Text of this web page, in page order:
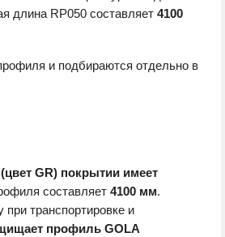
длина RP050 составляет4100
и подбираются отдельно в
GR) покрытии имеет
составляет4100 мм.
транспортировке и
профиль GOLA